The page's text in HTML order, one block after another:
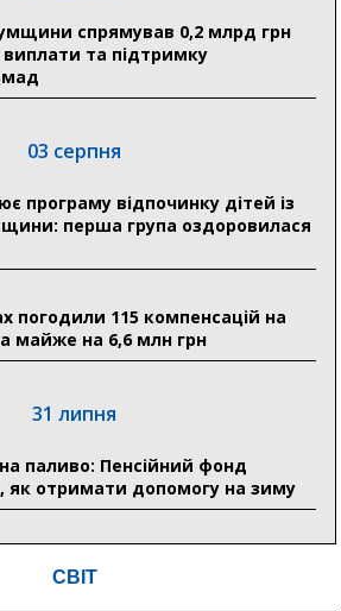
спрямував 0,2 млрд грн
виплати та підтримку
03 серпня
програму відпочинку дітей із
перша група оздоровилася
погодили 115 компенсацій на
майже на 6,6 млн грн
31 липня
паливо: Пенсійний фонд
отримати допомогу на зиму
Сумщини пояснили, що робити
СВІТ